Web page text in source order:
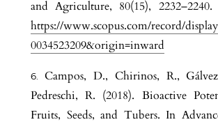
and Agriculture, 80(15),
https://www.scopus.com/record/
0034523209&origin=inward
Campos, D., Chirinos, R.,
Pedreschi, R. (2018). Bioactive
Fruits, Seeds, and Tubers. In